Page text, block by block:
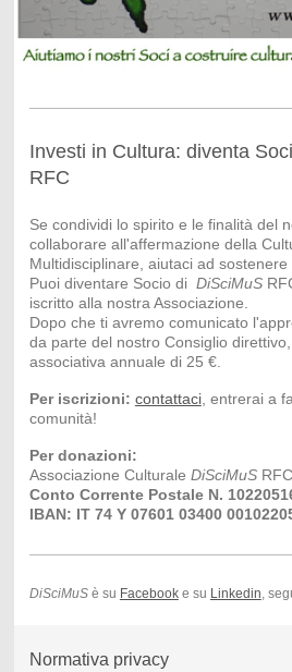
Investi in Cultura: diventa
RFC
Se condividi lo spirito e le finalità del
collaborare all'affermazione della
Multidisciplinare, aiutaci ad sostenere
Puoi diventare Socio di DiSciMuS
iscritto alla nostra Associazione.
Dopo che ti avremo comunicato
da parte del nostro Consiglio
associativa annuale di 25 €.
Per iscrizioni: contattaci, entrerai a
comunità!
Per donazioni:
Associazione Culturale DiSciMuSRFC
Conto Corrente Postale N.
IBAN: IT 74 Y 07601 03400
DiSciMuSè su Facebooke su Linkedin ,
Normativa privacy